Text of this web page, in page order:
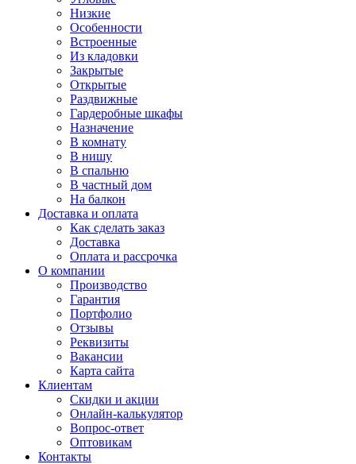
Низкие
Особенности
Встроенные
Из кладовки
Закрытые
Открытые
Раздвижные
Гардеробные шкафы
Назначение
В комнату
В нишу
В спальню
В частный дом
На балкон
Доставка и оплата
Как сделать заказ
Доставка
Оплата и рассрочка
О компании
Производство
Гарантия
Портфолио
Отзывы
Реквизиты
Вакансии
Карта сайта
Клиентам
Скидки и акции
Онлайн-калькулятор
Вопрос-ответ
Оптовикам
Контакты